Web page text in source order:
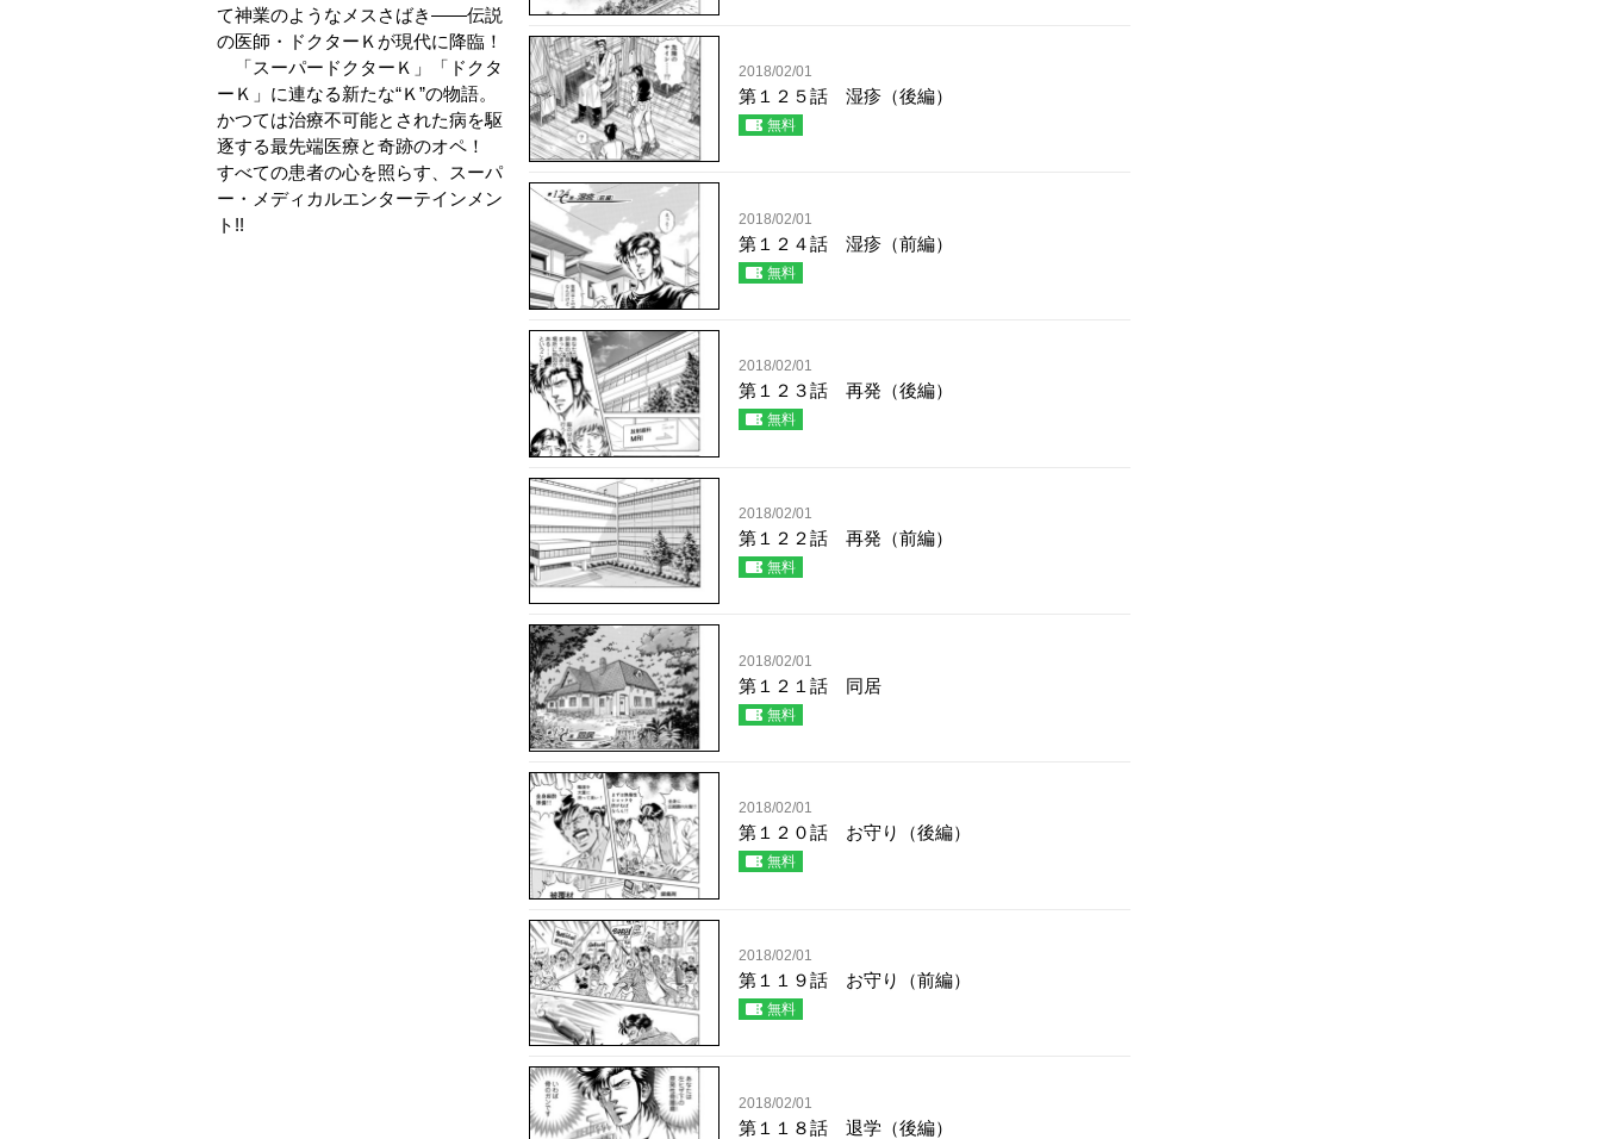
て神業のようなメスさばき――伝説
の医師・ドクターＫが現代に降臨！
「スーパードクターＫ」「ドクタ
ーＫ」に連なる新たな“Ｋ”の物語。
かつては治療不可能とされた病を駆
逐する最先端医療と奇跡のオペ！
すべての患者の心を照らす、スーパ
ー・メディカルエンターテインメン
ト!!
2018/02/01
第１２５話 湿疹（後編）
無料
2018/02/01
第１２４話 湿疹（前編）
無料
2018/02/01
第１２３話 再発（後編）
無料
2018/02/01
第１２２話 再発（前編）
無料
2018/02/01
第１２１話 同居
無料
2018/02/01
第１２０話 お守り（後編）
無料
2018/02/01
第１１９話 お守り（前編）
無料
2018/02/01
第１１８話 退学（後編）